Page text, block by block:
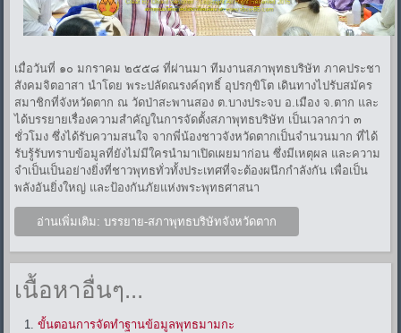
เมื่อวันที่ ๑๐ มกราคม ๒๕๕๘ ที่ผ่านมา ทีมงานสภาพุทธบริษัท ภาคประชา
สังคมจิตอาสา นำโดย พระปลัดณรงค์ฤทธิ์ อุปรกฺขิโต เดินทางไปรับสมัคร
สมาชิกที่จังหวัดตาก ณ วัดป่าสะพานสอง ต.บางประจบ อ.เมือง จ.ตาก และ
ได้บรรยายเรื่องความสำคัญในการจัดตั้งสภาพุทธบริษัท เป็นเวลากว่า ๓
ชั่วโมง ซึ่งได้รับความสนใจ จากพี่น้องชาวจังหวัดตากเป็นจำนวนมาก ที่ได้
รับรู้รับทราบข้อมูลที่ยังไม่มีใครนำมาเปิดเผยมาก่อน ซึ่งมีเหตุผล และความ
จำเป็นเป็นอย่างยิ่งที่ชาวพุทธทั่วทั้งประเทศที่จะต้องผนึกกำลังกัน เพื่อเป็น
พลังอันยิ่งใหญ่ และป้องกันภัยแห่งพระพุทธศาสนา
อ่านเพิ่มเติม: บรรยาย-สภาพุทธบริษัทจังหวัดตาก
เนื้อหาอื่นๆ...
ขั้นตอนการจัดทำฐานข้อมูลพุทธมามกะ